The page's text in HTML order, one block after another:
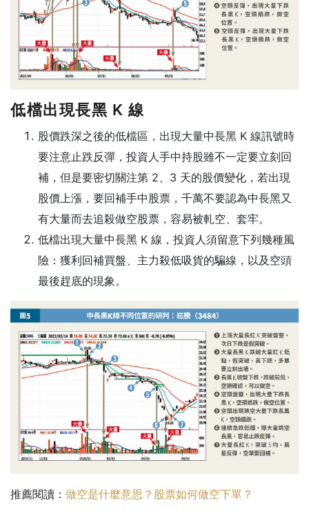
低檔出現長黑 K 線
股價跌深之後的低檔區，出現大量中長黑 K 線訊號時
要注意止跌反彈，投資人手中持股雖不一定要立刻回
補，但是要密切關注第 2、3 天的股價變化，若出現
股價上漲，要回補手中股票，千萬不要認為中長黑又
有大量而去追殺做空股票，容易被軋空、套牢。
低檔出現大量中長黑 K 線，投資人須留意下列幾種風
險：獲利回補買盤、主力殺低吸貨的騙線，以及空頭
最後趕底的現象。
推薦閱讀： 做空是什麼意思？股票如何做空下單？